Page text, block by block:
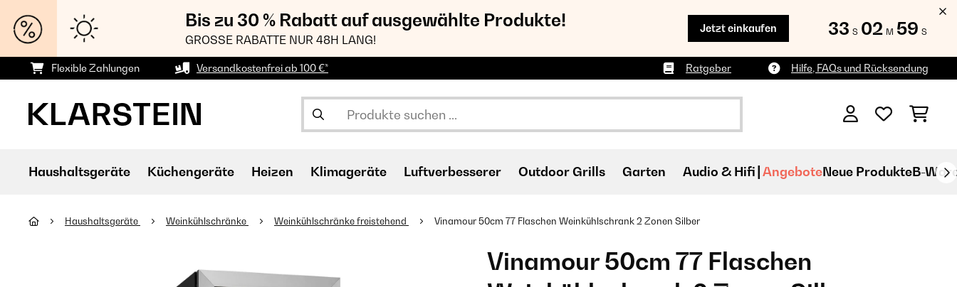
Bis zu 30 % Rabatt auf ausgewählte Produkte!
GROSSE RABATTE NUR 48H LANG!
Jetzt einkaufen 33 S 02 M 57 S
Flexible Zahlungen Versandkostenfrei ab 100 €* Ratgeber Hilfe, FAQs und Rücksendung
Haushaltsgeräte Küchengeräte Heizen Klimageräte Luftverbesserer Outdoor Grills Garten Audio & Hifi AngeboteNeue ProdukteB-
Haushaltsgeräte Weinkühlschränke Weinkühlschränke freistehend Vinamour 50cm 77 Flaschen Weinkühlschrank 2 Zonen​ Silber
Vinamour 50cm 77 Flaschen